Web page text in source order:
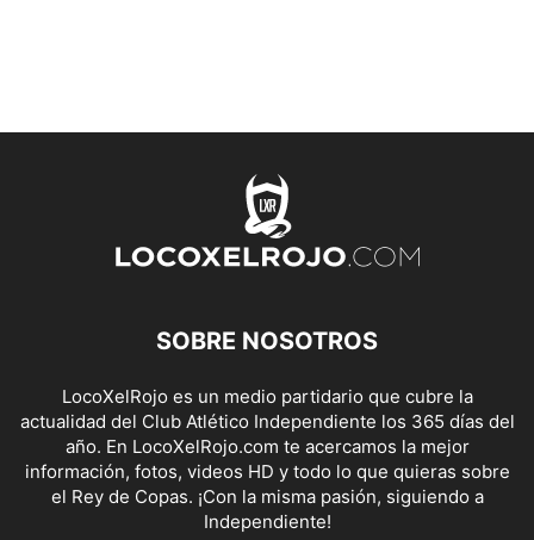
SOBRE NOSOTROS
LocoXelRojo es un medio partidario que cubre la
actualidad del Club Atlético Independiente los 365 días del
año. En LocoXelRojo.com te acercamos la mejor
información, fotos, videos HD y todo lo que quieras sobre
el Rey de Copas. ¡Con la misma pasión, siguiendo a
Independiente!